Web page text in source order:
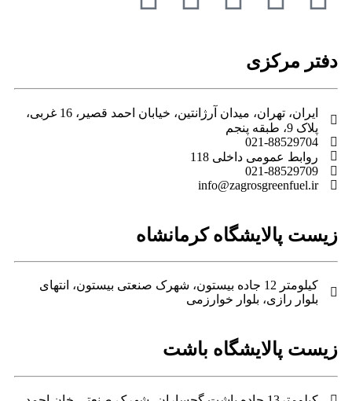
دفتر مرکزی
ایران، تهران، میدان آرژانتین، خیابان احمد قصیر، 16 غربی،
پلاک 9، طبقه پنجم
021-88529704
روابط عمومی داخلی 118
021-88529709
info@zagrosgreenfuel.ir​
زیست پالایشگاه کرمانشاه
کیلومتر 12 جاده بیستون، شهرک صنعتی بیستون، انتهای
بلوار رازی، بلوار خوارزمی
زیست پالایشگاه باشت